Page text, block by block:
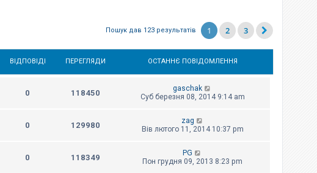
Пошук дав 123 результатів 1 2 3
ВІДПОВІДІ ПЕРЕГЛЯДИ ОСТАННЄ ПОВІДОМЛЕННЯ
0 118450
gaschak
Суб березня 08, 2014 9:14 am
0 129980
zag
Вів лютого 11, 2014 10:37 pm
0 118349
PG
Пон грудня 09, 2013 8:23 pm